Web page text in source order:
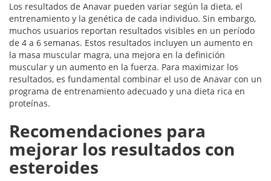
Los resultados de Anavar pueden variar según la dieta, el
entrenamiento y la genética de cada individuo. Sin embargo,
muchos usuarios reportan resultados visibles en un período
de 4 a 6 semanas. Estos resultados incluyen un aumento en
la masa muscular magra, una mejora en la definición
muscular y un aumento en la fuerza. Para maximizar los
resultados, es fundamental combinar el uso de Anavar con un
programa de entrenamiento adecuado y una dieta rica en
proteínas.
Recomendaciones para
mejorar los resultados con
esteroides